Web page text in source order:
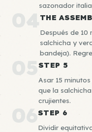
sazonador
04 THE
Después de
salchicha y
bandeja).
05STEP 5
Asar 15
que la
crujientes.
06STEP 6
Dividir